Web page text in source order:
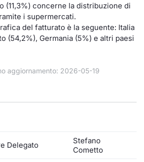
(11,3%) concerne la distribuzione di
i supermercati.
del fatturato è la seguente: Italia
(54,2%), Germania (5%) e altri paesi
aggiornamento: 2026-05-19
Delegato
Stefano
Cometto
Spread